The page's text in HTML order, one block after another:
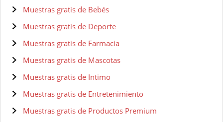
Muestras gratis de Bebés
Muestras gratis de Deporte
Muestras gratis de Farmacia
Muestras gratis de Mascotas
Muestras gratis de Intimo
Muestras gratis de Entretenimiento
Muestras gratis de Productos Premium